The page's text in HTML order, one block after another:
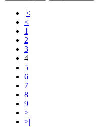
|<
<
1
2
3
4
5
6
7
8
9
>
>|